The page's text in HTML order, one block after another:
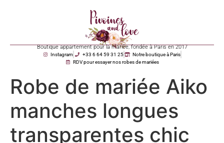
Boutique appartement pour la mariée, fondée à Paris en 2017
Instagram +33 6 64 59 31 25
Notre boutique à Paris
RDV pour essayer nos robes de mariées
Robe de mariée Aiko
manches longues
transparentes chic